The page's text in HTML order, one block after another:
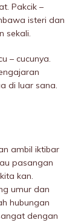
Pakcik –
isteri dan
sekali.
– cucunya.
di luar sana.
ambil iktibar
pasangan
kan.
umur dan
hubungan
dengan